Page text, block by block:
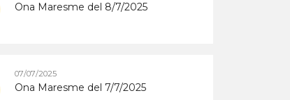
Ona Maresme del 8/7/2025
07/07/2025
Ona Maresme del 7/7/2025